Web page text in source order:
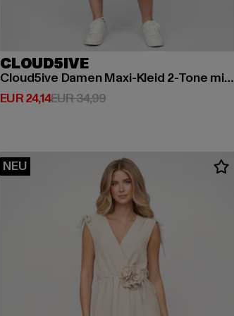
CLOUD5IVE
Cloud5ive Damen Maxi-Kleid 2-Tone mit Palmen Print
EUR 24,14
Derzeitiger Preis: EUR 24,14
EUR 34,99Aktionspreis: EUR 34,99
NEU